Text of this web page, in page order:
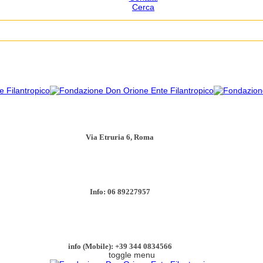
Cerca
Via Etruria 6, Roma
Info: 06 89227957
info (Mobile): +39 344 0834566
toggle menu